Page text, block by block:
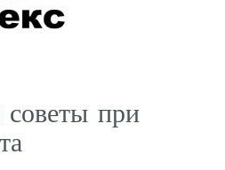
советы при